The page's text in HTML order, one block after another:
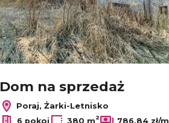
Dom na sprzedaż
Poraj, Żarki-Letnisko
6 pokoi 380 m2 786,84 zł/m